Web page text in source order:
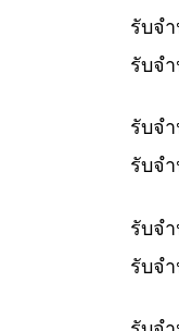
รับจ
รับจํ
รับจ
รับจํ
รับจ
รับจํ